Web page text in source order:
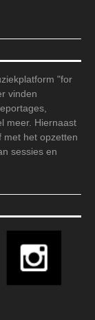
"for
vinden
meer. Hiernaast
met het opzetten
sessies en